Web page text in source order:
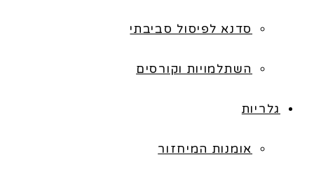
סדנא לפיסול סביבתי
השתלמויות וקורסים
גלריות
אומנות המיחזור